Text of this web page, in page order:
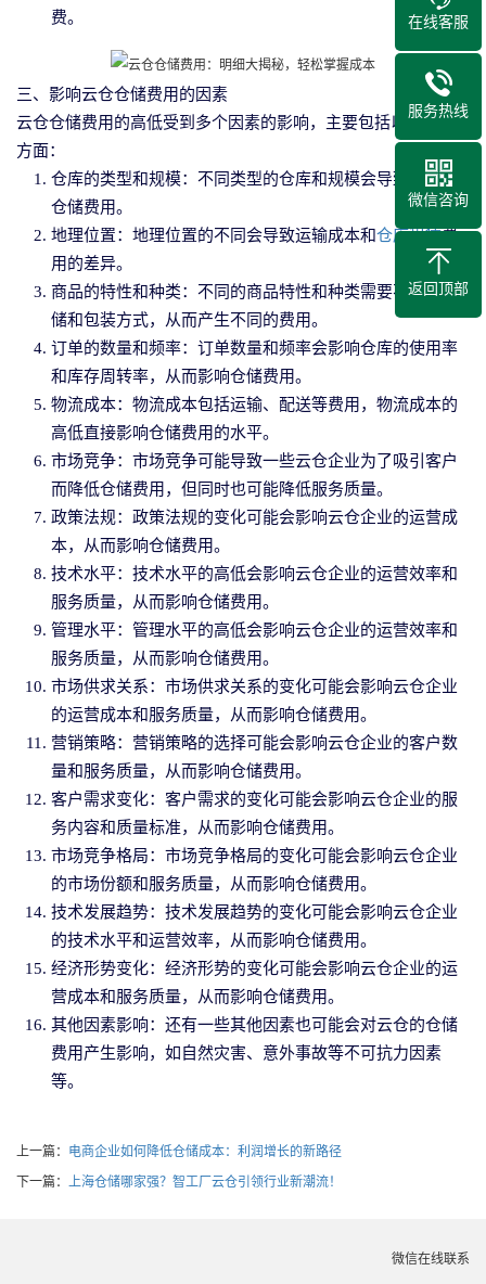
费。
三、影响云仓仓储费用的因素
云仓仓储费用的高低受到多个因素的影响，主要包括以下几个
方面：
仓库的类型和规模：不同类型的仓库和规模会导致不同的
仓储费用。
地理位置：地理位置的不同会导致运输成本和仓库租赁费
用的差异。
商品的特性和种类：不同的商品特性和种类需要不同的存
储和包装方式，从而产生不同的费用。
订单的数量和频率：订单数量和频率会影响仓库的使用率
和库存周转率，从而影响仓储费用。
物流成本：物流成本包括运输、配送等费用，物流成本的
高低直接影响仓储费用的水平。
市场竞争：市场竞争可能导致一些云仓企业为了吸引客户
而降低仓储费用，但同时也可能降低服务质量。
政策法规：政策法规的变化可能会影响云仓企业的运营成
本，从而影响仓储费用。
技术水平：技术水平的高低会影响云仓企业的运营效率和
服务质量，从而影响仓储费用。
管理水平：管理水平的高低会影响云仓企业的运营效率和
服务质量，从而影响仓储费用。
市场供求关系：市场供求关系的变化可能会影响云仓企业
的运营成本和服务质量，从而影响仓储费用。
营销策略：营销策略的选择可能会影响云仓企业的客户数
量和服务质量，从而影响仓储费用。
客户需求变化：客户需求的变化可能会影响云仓企业的服
务内容和质量标准，从而影响仓储费用。
市场竞争格局：市场竞争格局的变化可能会影响云仓企业
的市场份额和服务质量，从而影响仓储费用。
技术发展趋势：技术发展趋势的变化可能会影响云仓企业
的技术水平和运营效率，从而影响仓储费用。
经济形势变化：经济形势的变化可能会影响云仓企业的运
营成本和服务质量，从而影响仓储费用。
其他因素影响：还有一些其他因素也可能会对云仓的仓储
费用产生影响，如自然灾害、意外事故等不可抗力因素
等。
上一篇： 电商企业如何降低仓储成本：利润增长的新路径
下一篇：
上海仓储哪家强？智工厂云仓引领行业新潮流！
微信在线联系
在线客服
服务热线
微信咨询
返回顶部